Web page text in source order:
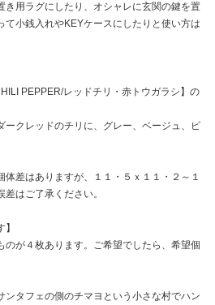
き用ラグにしたり、オシャレに玄関の鍵を置
て小銭入れやKEYケースにしたりと使い方は
PEPPER/レッドチリ・赤トウガラシ】の
ークレッドのチリに、グレー、ベージュ、ピ
差はありますが、１１・５ｘ１１・２～１
はご了承ください。
のが４枚あります。ご希望でしたら、希望個
ンタフェの側のチマヨという小さな村でハン